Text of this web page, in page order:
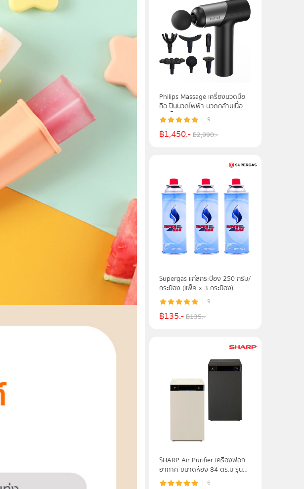
Philips Massage เครื่องนวดมือ
ถือ ปืนนวดไฟฟ้า นวดกล้ามเนื้อที่
นวดไฟฟ้า รุ่น PPM7323 - รับ
ประกันศูนย์ 2 ปี
9
฿1,450.-฿2,990.-
Supergas แก๊สกระป๋อง 250 กรัม/
กระป๋อง (เเพ็ค x 3 กระป๋อง)
9
฿135.-฿135.-
SHARP Air Purifier เครื่องฟอก
อากาศ ขนาดห้อง 84 ตร.ม รุ่น
FX-S120B - หลากสี
6